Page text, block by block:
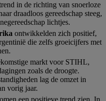
in de richting van snoerloze
draadloos gereedschap steeg,
lichtjes.
ontwikkelden zich positief,
die zelfs groeicijfers met
markt voor STIHL,
zoals de droogte.
lag de omzet in
vorig jaar.
een positieve trend zien. In